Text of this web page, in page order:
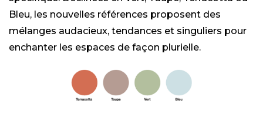
Bleu, les nouvelles références proposent des
mélanges audacieux, tendances et singuliers pour
enchanter les espaces de façon plurielle.